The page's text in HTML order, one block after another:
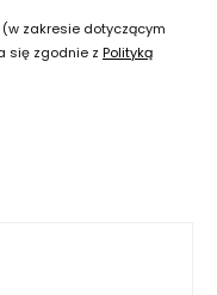
(w zakresie dotyczącym
się zgodnie z Polityką